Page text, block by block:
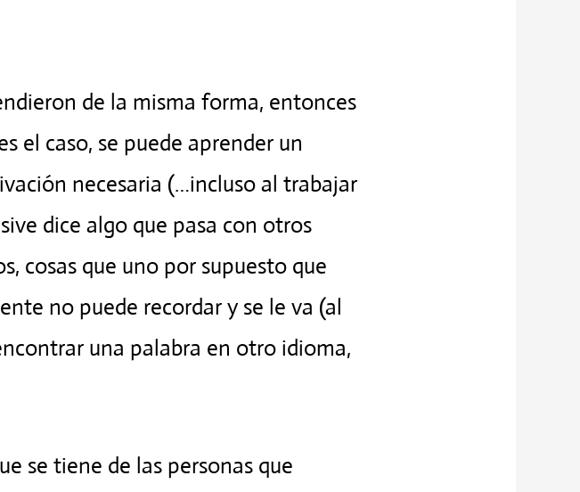
de la misma forma, entonces
el caso, se puede aprender un
necesaria (…incluso al trabajar
dice algo que pasa con otros
cosas que uno por supuesto que
no puede recordar y se le va (al
una palabra en otro idioma,
se tiene de las personas que